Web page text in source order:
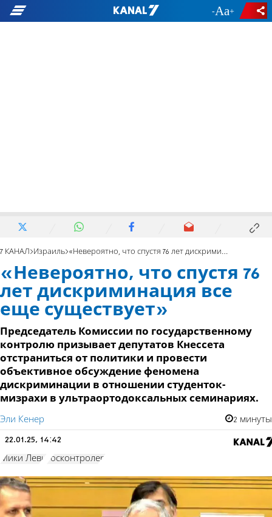
- +
7 КАНАЛ Израиль «Невероятно, что спустя 76 лет дискриминация все еще существует»
«Невероятно, что спустя 76
лет дискриминация все
еще существует»
Председатель Комиссии по государственному
контролю призывает депутатов Кнессета
отстраниться от политики и провести
объективное обсуждение феномена
дискриминации в отношении студенток-
мизрахи в ультраортодоксальных семинариях.
Эли Кенер 2 минуты
22.01.25, 14:42
Мики Леви госконтролер